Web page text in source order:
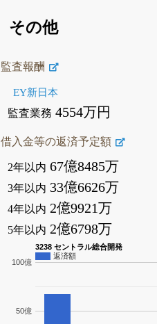
その他
監査報酬
EY新日本
監査業務 4554万円
借入金等の返済予定額
2年以内 67億8485万
3年以内 33億6626万
4年以内 2億9921万
5年以内 2億6798万
3238 セントラル総合開発
返済額
50億
100億